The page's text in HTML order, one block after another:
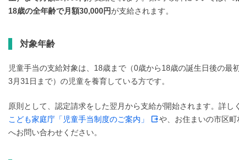
18歳の全年齢で月額30,000円 が支給されます。
対象年齢
児童手当の支給対象は、18歳まで（0歳から18歳の誕生日後の最
3月31日まで）の児童を養育している方です。
原則として、認定請求をした翌月から支給が開始されます。詳し
こども家庭庁「児童手当制度のご案内」
や、お住まいの市区町
へお問い合わせください。